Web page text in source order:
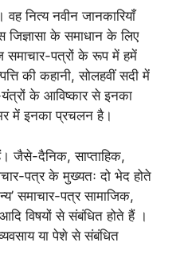
वह नित्य नवीन जानकारियाँ
जिज्ञासा के समाधान के लिए
समाचार-पत्रों के रूप में हमें
की कहानी, सोलहवीं सदी में
के आविष्कार से इनका
में इनका प्रचलन है।
जैसे-दैनिक, साप्ताहिक,
पत्र के मुख्यतः दो भेद होते
समाचार-पत्र सामाजिक,
विषयों से संबंधित होते हैं ।
व्यवसाय या पेशे से संबंधित